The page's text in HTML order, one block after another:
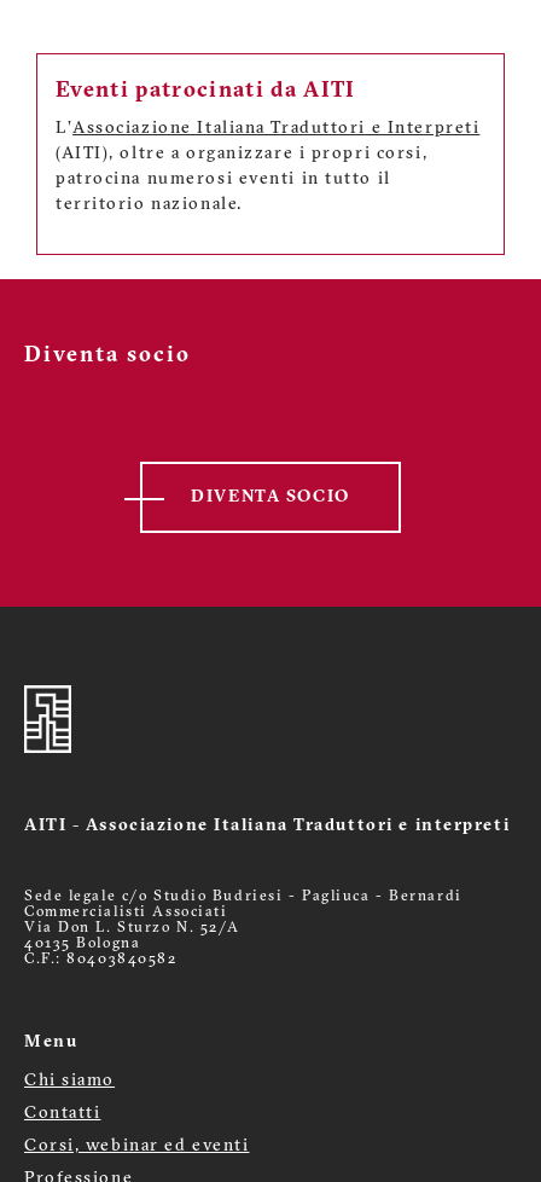
Eventi patrocinati da AITI
L'Associazione Italiana Traduttori e Interpreti
(AITI), oltre a organizzare i propri corsi,
patrocina numerosi eventi in tutto il
territorio nazionale.
Diventa socio
DIVENTA SOCIO
AITI - Associazione Italiana Traduttori e interpreti
Sede legale c/o Studio Budriesi - Pagliuca - Bernardi
Commercialisti Associati
Via Don L. Sturzo N. 52/A
40135 Bologna
C.F.: 80403840582
Menu
Menù
footer
Chi siamo
Contatti
Corsi, webinar ed eventi